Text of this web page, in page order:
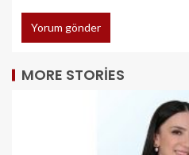
MORE STORIES